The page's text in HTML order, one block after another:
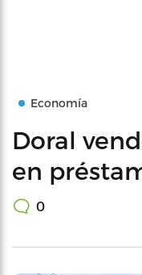
Economía
Doral
en
0